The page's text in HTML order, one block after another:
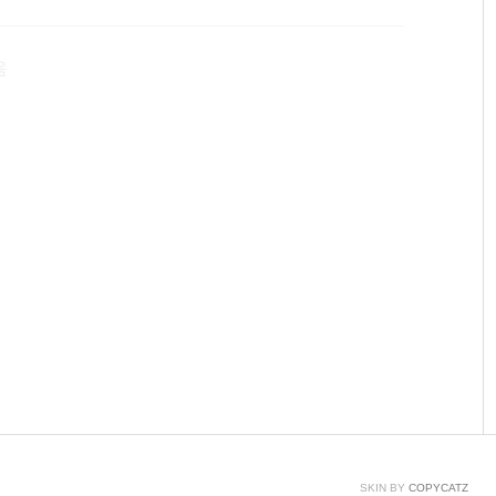
시면 얼마나 큰지 알 수 있으시겠죠? 구성품이 꾸겨저
금만 신경써서 넣어주셨으면 좋았을..
SKIN BY COPYCATZ